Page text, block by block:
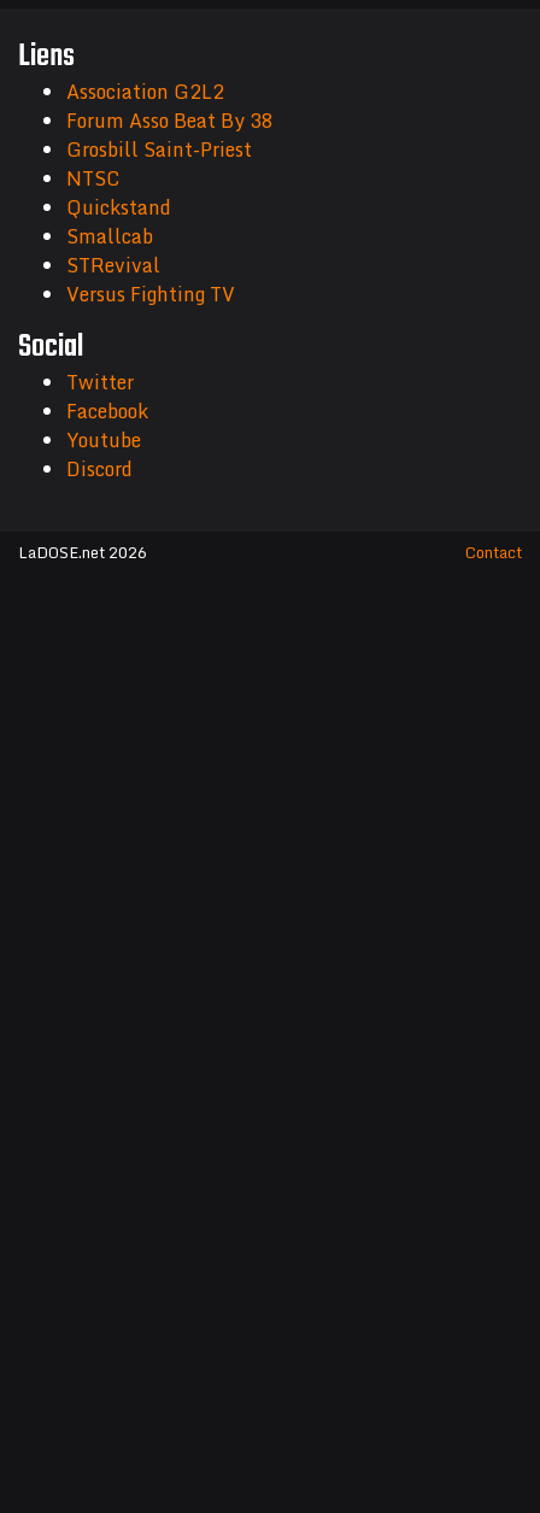
Liens
Association G2L2
Forum Asso Beat By 38
Grosbill Saint-Priest
NTSC
Quickstand
Smallcab
STRevival
Versus Fighting TV
Social
Twitter
Facebook
Youtube
Discord
LaDOSE.net 2026 Contact